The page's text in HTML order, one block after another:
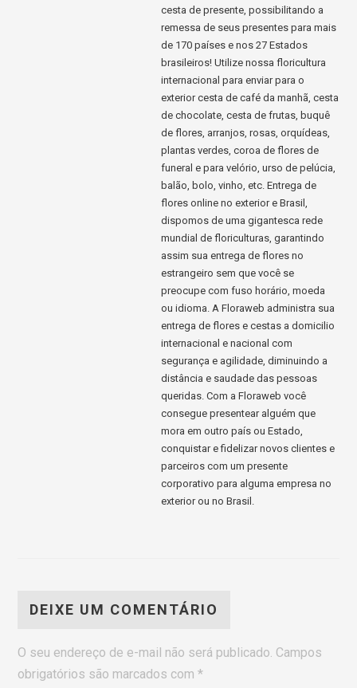
cesta de presente, possibilitando a
remessa de seus presentes para mais
de 170 países e nos 27 Estados
brasileiros! Utilize nossa floricultura
internacional para enviar para o
exterior cesta de café da manhã, cesta
de chocolate, cesta de frutas, buquê
de flores, arranjos, rosas, orquídeas,
plantas verdes, coroa de flores de
funeral e para velório, urso de pelúcia,
balão, bolo, vinho, etc. Entrega de
flores online no exterior e Brasil,
dispomos de uma gigantesca rede
mundial de floriculturas, garantindo
assim sua entrega de flores no
estrangeiro sem que você se
preocupe com fuso horário, moeda
ou idioma. A Floraweb administra sua
entrega de flores e cestas a domicilio
internacional e nacional com
segurança e agilidade, diminuindo a
distância e saudade das pessoas
queridas. Com a Floraweb você
consegue presentear alguém que
mora em outro país ou Estado,
conquistar e fidelizar novos clientes e
parceiros com um presente
corporativo para alguma empresa no
exterior ou no Brasil.
DEIXE UM COMENTÁRIO
O seu endereço de e-mail não será publicado. Campos
obrigatórios são marcados com*